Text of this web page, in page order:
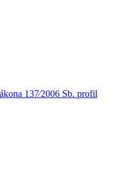
137⁄2006 Sb. profil